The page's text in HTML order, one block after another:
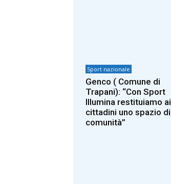
Sport nazionale
Genco ( Comune di
Trapani): “Con Sport
Illumina restituiamo ai
cittadini uno spazio di
comunità”